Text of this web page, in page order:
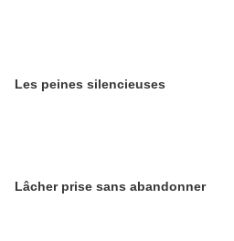
Les peines silencieuses
Lâcher prise sans abandonner